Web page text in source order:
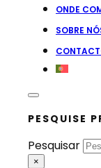
ONDE
SOBRE
PESQUISE
Pesquisar
×